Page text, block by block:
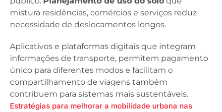
mistura residências, comércios e serviços reduz
necessidade de deslocamentos longos.
Aplicativos e plataformas digitais que integram
informações de transporte, permitem pagamento
único para diferentes modos e facilitam o
compartilhamento de viagens também
contribuem para sistemas mais sustentáveis.
Estratégias para melhorar a mobilidade urbana nas